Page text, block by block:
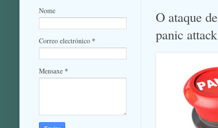
O ataque
panic
Nome
Correo electrónico *
Mensaxe *